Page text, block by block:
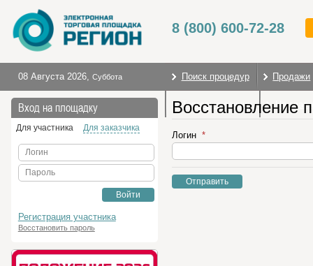
8 (800) 600-72-28
08 Августа 2026, Суббота Поиск процедур Продажи
Торговые секции На
Вход на площадку
Для участника Для заказчика
Логин
Пароль
Войти
Регистрация участника
Восстановить пароль
Восстановление
Логин
Отправить